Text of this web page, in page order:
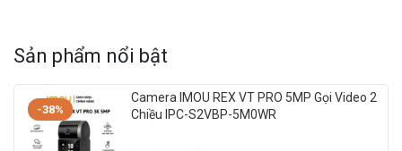
Sản phẩm nổi bật
-38%
Camera IMOU REX VT PRO 5MP Gọi Video 2
Chiều IPC-S2VBP-5M0WR